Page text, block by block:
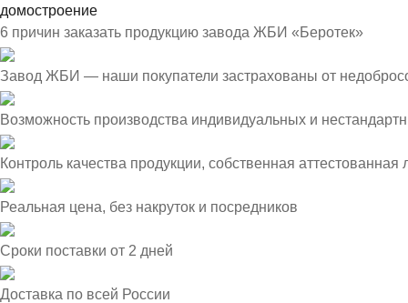
домостроение
6 причин заказать продукцию завода ЖБИ «Беротек»
Завод ЖБИ — наши покупатели застрахованы от
Возможность производства индивидуальных и
Контроль качества продукции, собственная аттестованная
Реальная цена, без накруток и посредников
Сроки поставки от 2 дней
Доставка по всей России